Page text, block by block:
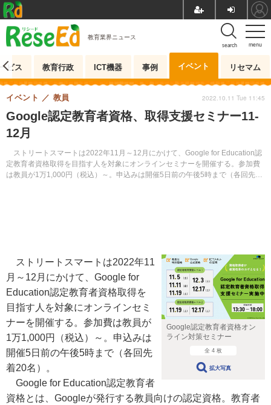
menu
search
教育業界ニュース
ビス 教育行政 ICT機器 事例 イベント リセマム
Google認定教育者資格、取得支援セミナー11-
12月
ストリートスマートは2022年11月～12月にかけて、Google for Education認
定教育者資格取得を目指す人を対象にオンラインセミナーを開催する。参加費
は教員が1万1,000円（税込）～。申込みは開催5日前の午後5時まで（各回先着
イベント 教員 2022.10.11 Tue 11:45
Google認定教育者資格オン
ライン対策セミナー
全 4 枚
拡大写真
ストリートスマートは2022年11
月～12月にかけて、Google for
Education認定教育者資格取得を
目指す人を対象にオンラインセミ
ナーを開催する。参加費は教員が
1万1,000円（税込）～。申込みは
開催5日前の午後5時まで（各回先
着20名）。
Google for Education認定教育者
資格とは、Googleが発行する教員向けの認定資格。教育者